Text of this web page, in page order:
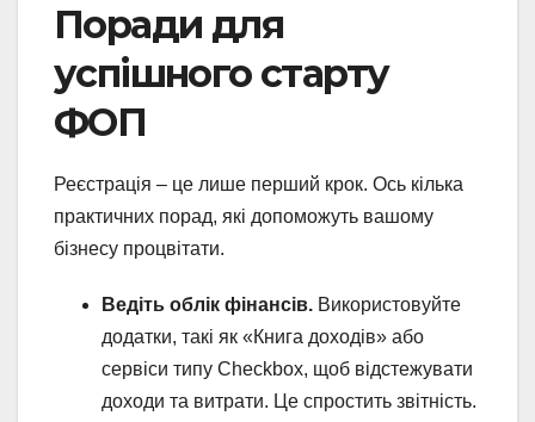
Поради для
успішного старту
ФОП
Реєстрація – це лише перший крок. Ось кілька
практичних порад, які допоможуть вашому
бізнесу процвітати.
Ведіть облік фінансів. Використовуйте
додатки, такі як «Книга доходів» або
сервіси типу Checkbox, щоб відстежувати
доходи та витрати. Це спростить звітність.